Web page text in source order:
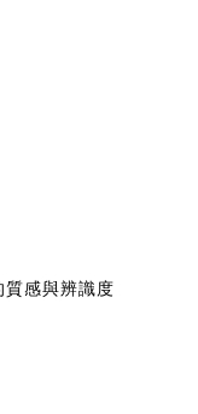
感與辨識度